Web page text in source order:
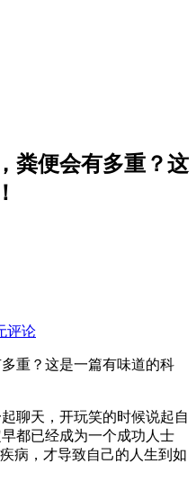
粪便会有多重？这
评论
重？这是一篇有味道的科
聊天，开玩笑的时候说起自
都已经成为一个成功人士
病，才导致自己的人生到如